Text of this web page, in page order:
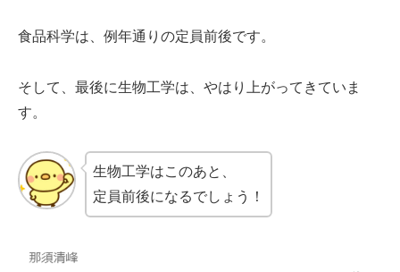
食品科学は、例年通りの定員前後です。
そして、最後に生物工学は、やはり上がってきていま
す。
生物工学はこのあと、
定員前後になるでしょう！